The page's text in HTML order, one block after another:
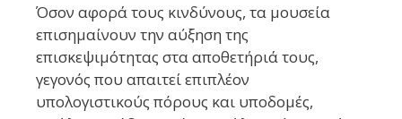
Όσον αφορά τους κινδύνους, τα μουσεία
επισημαίνουν την αύξηση της
επισκεψιμότητας στα αποθετήριά τους,
γεγονός που απαιτεί επιπλέον
υπολογιστικούς πόρους και υποδομές,